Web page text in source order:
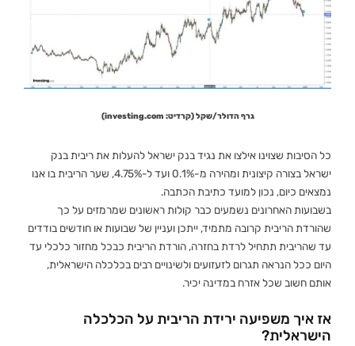
גרף הדולר/שקל (קרדיט: investing.com)
כל הסיבות שצוינו אילצו את נגיד בנק ישראל להעלות את ריבית בנק
ישראל בצורה קיצונית ומהירה מ-0.1% ועד ל-4.75%, שער הריבית בו אנו
נמצאים כיום, נכון למועד כתיבת הכתבה.
בשבועות האחרונים נשמעים כבר קולות ראשונים שמרמזים על כך
שהורדת הריבית קרובה מתמיד, ייתכן ועניין של שבועות או חודשים בודדים
עד שהריבית תתחיל לרדת בחזרה, הורדת הריבית כבכל מחזור כלכלי עד
היום ככל הנראה תגרום לזעזועים ולשינויים רבים בכלכלה הישראלית,
אותם חשוב שכל אזרח במדינה יכיר.
אז איך משפיעה ירידת הריבית על הכלכלה
הישראלית?